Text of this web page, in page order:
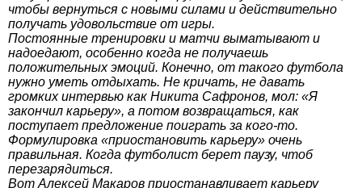
чтобы вернуться с новыми силами и действительно
получать удовольствие от игры.
Постоянные тренировки и матчи выматывают и
надоедают, особенно когда не получаешь
положительных эмоций. Конечно, от такого футбола
нужно уметь отдыхать. Не кричать, не давать
громких интервью как Никита Сафронов, мол: «Я
закончил карьеру», а потом возвращаться, как
поступает предложение поиграть за кого-то.
Формулировка «приостановить карьеру» очень
правильная. Когда футболист берет паузу, чтоб
перезарядиться.
Вот Алексей Макаров приостанавливает карьеру